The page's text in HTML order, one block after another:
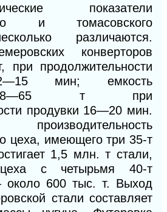
показатели
и томасовского
различаются.
конверторов
продолжительности
мин; емкость
т при
продувки 16—20 мин.
цеха, имеющего три 35-т
1,5 млн. т стали,
цеха с четырьмя 40-т
около 600 тыс. т. Выход
стали составляет